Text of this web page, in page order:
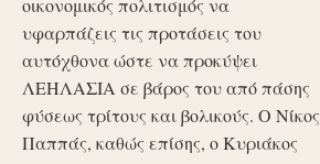
οικονομικός πολιτισμός να
υφαρπάζεις τις προτάσεις του
αυτόχθονα ώστε να προκύψει
ΛΕΗΛΑΣΙΑ σε βάρος του από πάσης
φύσεως τρίτους και βολικούς. Ο Νίκος
Παππάς, καθώς επίσης, ο Κυριάκος